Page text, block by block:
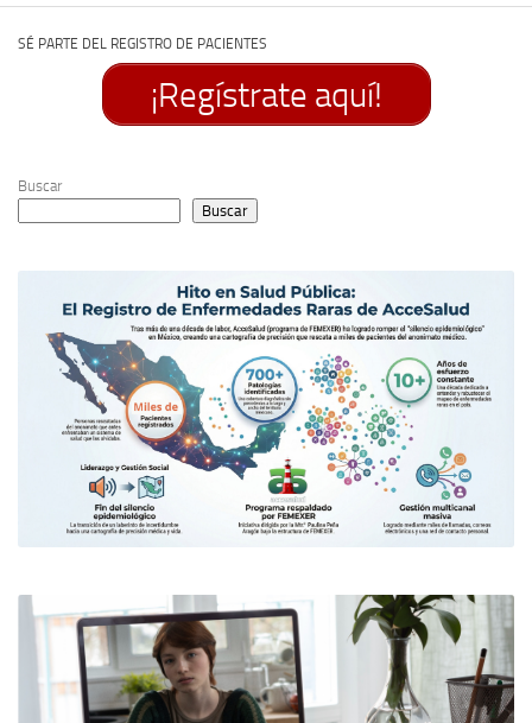
SÉ PARTE DEL REGISTRO DE PACIENTES
¡Regístrate aquí!
Buscar
Buscar